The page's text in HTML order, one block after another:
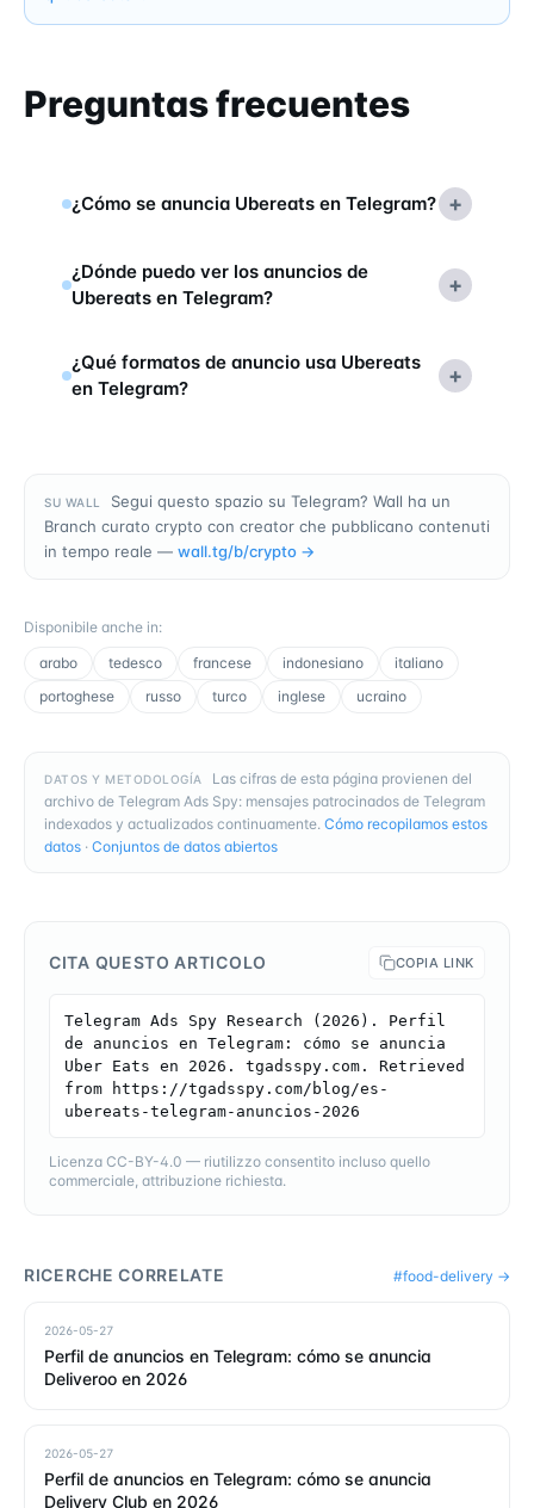
Preguntas frecuentes
¿Cómo se anuncia Ubereats en Telegram? +
¿Dónde puedo ver los anuncios de
Ubereats en Telegram?
+
¿Qué formatos de anuncio usa Ubereats
en Telegram?
+
SU WALL
Segui questo spazio su Telegram? Wall ha un
Branch curato crypto con creator che pubblicano contenuti
in tempo reale — wall.tg/b/crypto →
Disponibile anche in:
arabo
tedesco francese indonesiano
italiano
portoghese
russo turco inglese ucraino
DATOS Y METODOLOGÍA
Las cifras de esta página provienen del
archivo de Telegram Ads Spy: mensajes patrocinados de Telegram
indexados y actualizados continuamente. Cómo recopilamos estos
datos · Conjuntos de datos abiertos
CITA QUESTO ARTICOLO COPIA LINK
Telegram Ads Spy Research (2026). Perfil
de anuncios en Telegram: cómo se anuncia
Uber Eats en 2026. tgadsspy.com. Retrieved
from https://tgadsspy.com/blog/es-
ubereats-telegram-anuncios-2026
Licenza CC-BY-4.0 — riutilizzo consentito incluso quello
commerciale, attribuzione richiesta.
RICERCHE CORRELATE #food-delivery →
2026-05-27
Perfil de anuncios en Telegram: cómo se anuncia
Deliveroo en 2026
2026-05-27
Perfil de anuncios en Telegram: cómo se anuncia
Delivery Club en 2026